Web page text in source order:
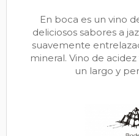
En boca es un vino
deliciosos sabores a
suavemente
mineral. Vino de
un largo y